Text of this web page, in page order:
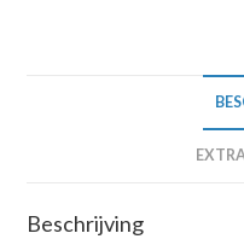
Beschrijving